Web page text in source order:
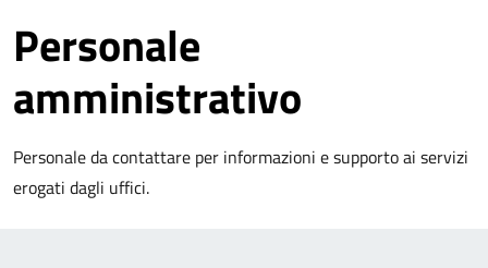
Personale
amministrativo
Personale da contattare per informazioni e supporto ai servizi
erogati dagli uffici.